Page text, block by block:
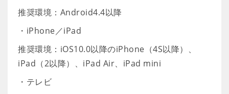
推奨環境：Android4.4以降
・iPhone／iPad
推奨環境：iOS10.0以降のiPhone（4S以降）、
iPad（2以降）、iPad Air、iPad mini
・テレビ